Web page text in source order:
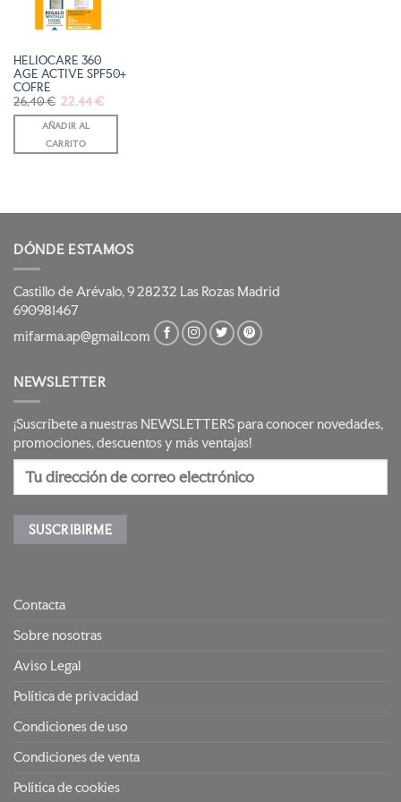
DE
DESEOS
HELIOCARE 360
AGE ACTIVE SPF50+
COFRE
26,40€ El
precio
original
era:
26,40 €.
22,44€El
actual
AÑADIR AL
CARRITO
DÓNDE ESTAMOS
Castillo de Arévalo, 9 28232 Las Rozas Madrid
690981467
mifarma.ap@gmail.com
NEWSLETTER
¡Suscríbete a nuestras NEWSLETTERS para conocer novedades,
promociones, descuentos y más ventajas!
Contacta
Sobre nosotras
Aviso Legal
Política de privacidad
Condiciones de uso
Condiciones de venta
Política de cookies